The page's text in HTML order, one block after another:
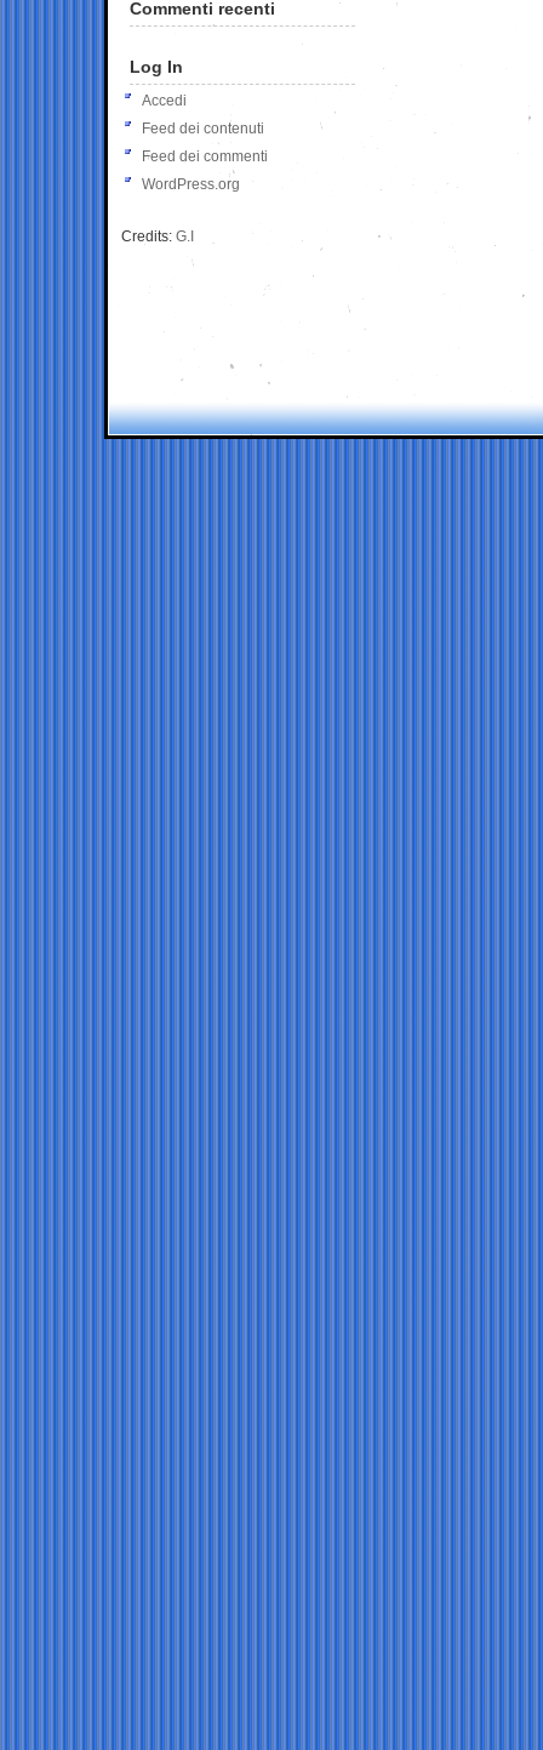
Commenti recenti
Log In
Accedi
Feed dei contenuti
Feed dei commenti
WordPress.org
Credits: G.I